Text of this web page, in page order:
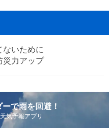
ないために
災力アップ
で雨を回避！
気予報アプリ